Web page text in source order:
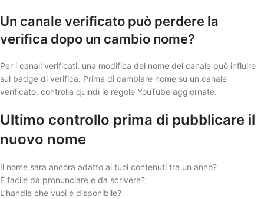
Un canale verificato può perdere la
verifica dopo un cambio nome?
Per i canali verificati, una modifica del nome del canale può influire
sul badge di verifica. Prima di cambiare nome su un canale
verificato, controlla quindi le regole YouTube aggiornate.
Ultimo controllo prima di pubblicare il
nuovo nome
Il nome sarà ancora adatto ai tuoi contenuti tra un anno?
È facile da pronunciare e da scrivere?
L’handle che vuoi è disponibile?